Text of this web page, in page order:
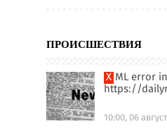
ПРОИСШЕСТВИЯ
XML error in File:
https://
10:00, 06 август